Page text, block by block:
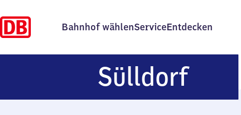
Bahnhof wählenServiceEntdecken
Sülldorf